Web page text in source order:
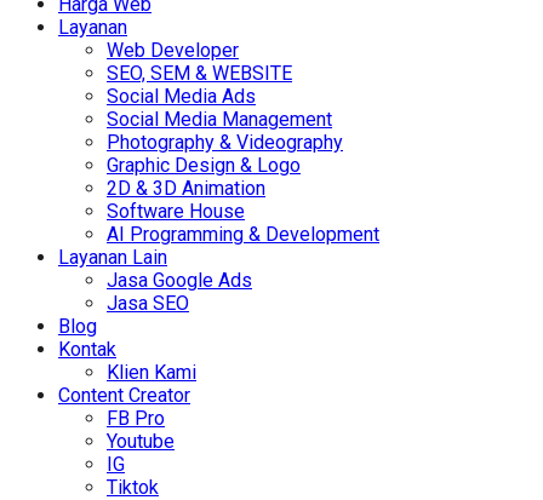
Layanan
Web Developer
SEO, SEM & WEBSITE
Social Media Ads
Social Media Management
Photography & Videography
Graphic Design & Logo
2D & 3D Animation
Software House
AI Programming & Development
Layanan Lain
Jasa Google Ads
Jasa SEO
Blog
Kontak
Klien Kami
Content Creator
FB Pro
Youtube
IG
Tiktok